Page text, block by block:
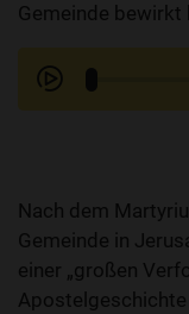
Gemeinde bewirkt
Nach dem
Gemeinde in
einer „großen
Apostelgeschichte